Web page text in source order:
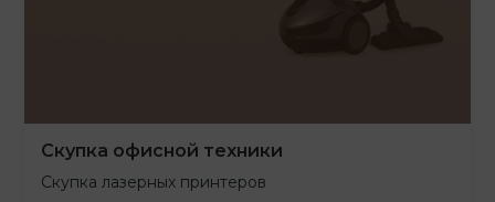
Скупка офисной техники
Скупка лазерных принтеров